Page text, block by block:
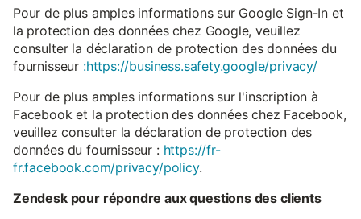
Pour de plus amples informations sur Google Sign-In et
la protection des données chez Google, veuillez
consulter la déclaration de protection des données du
fournisseur :https://business.safety.google/privacy/
Pour de plus amples informations sur l'inscription à
Facebook et la protection des données chez Facebook,
veuillez consulter la déclaration de protection des
données du fournisseur : https://fr-
fr.facebook.com/privacy/policy.
Zendesk pour répondre aux questions des clients